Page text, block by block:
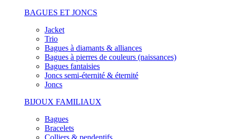
BAGUES ET JONCS
Jacket
Trio
Bagues à diamants & alliances
Bagues à pierres de couleurs (naissances)
Bagues fantaisies
Joncs semi-éternité & éternité
Joncs
BIJOUX FAMILIAUX
Bagues
Bracelets
Colliers & pendentifs